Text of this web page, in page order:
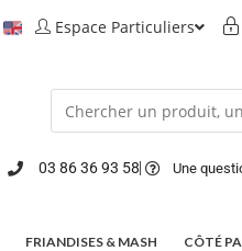
Espace Particuliers
03 86 36 93 58 Une
FRIANDISES & MASH CÔTÉ